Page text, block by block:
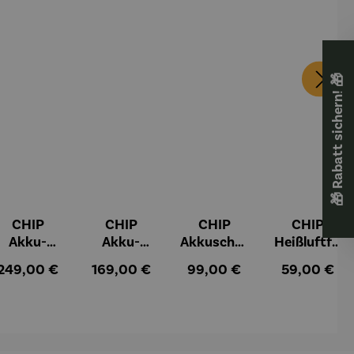
CHIP
Akku-
ger
Preis:
€
CHIP
Akku-
ger DS02
Regulärer Preis:
169,00 €
CHIP
Akkuschra
Regulärer Preis:
99,00 €
CHIP
Heißluftfri
Regulärer
59,00 €
🎁 Rabatt sichern! 🎁